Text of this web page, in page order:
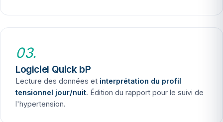
03.
Logiciel Quick bP
Lecture des données et interprétation du profil
tensionnel jour/nuit. Édition du rapport pour le suivi de
l'hypertension.